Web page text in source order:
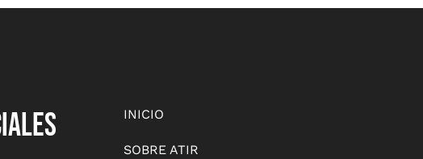
INICIO
SOBRE ATIR